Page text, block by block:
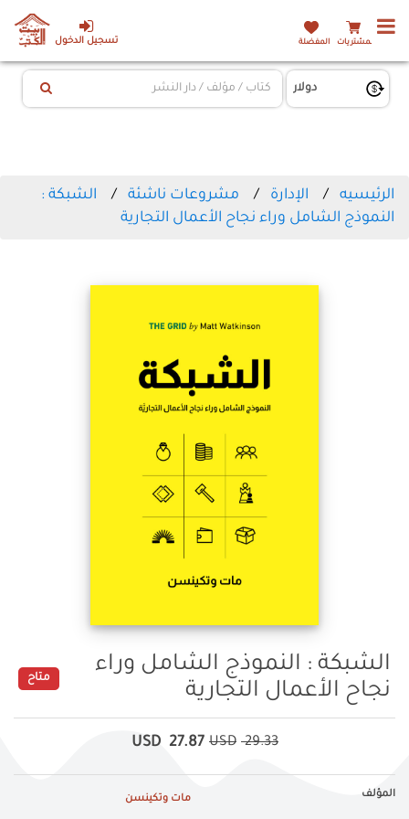
تسجيل الدخول المشتريات المفضلة
الرئيسيه الإدارة مشروعات ناشئة
الشبكة :
النموذج الشامل وراء نجاح الأعمال التجارية
الشبكة : النموذج الشامل وراء
نجاح الأعمال التجارية
متاح
29.33
USD
27.87
USD
المؤلف مات وتكينسن